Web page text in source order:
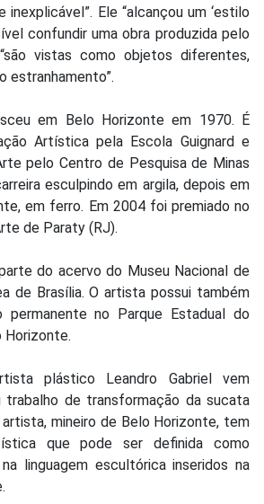
inexplicável”. Ele “alcançou um ‘estilo
confundir uma obra produzida pelo
vistas como objetos diferentes,
estranhamento”.
em Belo Horizonte em 1970. É
Artística pela Escola Guignard e
pelo Centro de Pesquisa de Minas
esculpindo em argila, depois em
em ferro. Em 2004 foi premiado no
de Paraty (RJ).
do acervo do Museu Nacional de
de Brasília. O artista possui também
permanente no Parque Estadual do
Horizonte.
plástico Leandro Gabriel vem
trabalho de transformação da sucata
mineiro de Belo Horizonte, tem
que pode ser definida como
linguagem escultórica inseridos na